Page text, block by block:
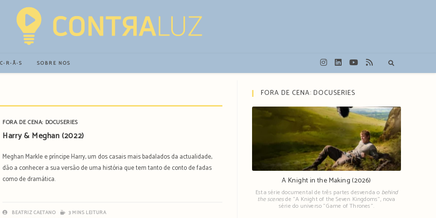
SOBRE NÓS
FORA DE CENA: DOCUSERIES
Harry & Meghan (2022)
Meghan Markle e príncipe Harry, um dos casais mais badalados da actualidade,
dão a conhecer a sua versão de uma história que tem tanto de conto de fadas
como de dramática.
BEATRIZ CAETANO
3 MINS LEITURA
FORA DE CENA: DOCUSERIES
A Knight in the Making (2026)
Esta série documental de três partes desvenda o behind
the scenesde "A Knight of the Seven Kingdoms", nova
série do universo "Game of Thrones".